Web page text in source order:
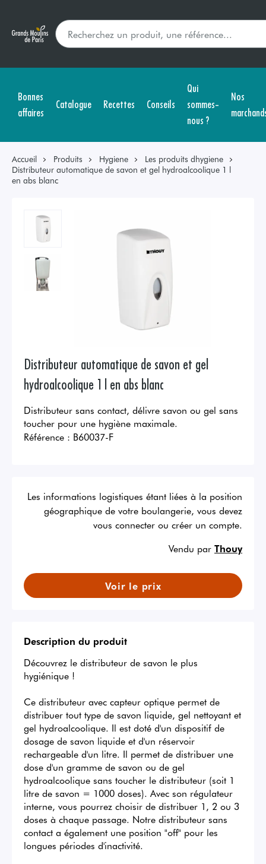
Bonnes
affaires
Catalogue Recettes Conseils
Qui
sommes-
nous ?
Nos
Accueil Produits Hygiene
Les produits dhygiene
Distributeur automatique de savon et gel hydroalcoolique 1 l
en abs blanc
Distributeur automatique de savon et gel
hydroalcoolique 1 l en abs blanc
Distributeur sans contact, délivre savon ou gel sans
toucher pour une hygiène maximale.
Référence : B60037-F
Les informations logistiques étant liées à la position
géographique de votre boulangerie, vous devez
vous connecter ou créer un compte.
Vendu par Thouy
Voir le prix
Description du produit
Découvrez le distributeur de savon le plus
hygiénique !
Ce distributeur avec capteur optique permet de
distribuer tout type de savon liquide, gel nettoyant et
gel hydroalcoolique. Il est doté d'un dispositif de
dosage de savon liquide et d'un réservoir
rechargeable d'un litre. Il permet de distribuer une
dose d'un gramme de savon ou de gel
hydroalcoolique sans toucher le distributeur (soit 1
litre de savon = 1000 doses). Avec son régulateur
interne, vous pourrez choisir de distribuer 1, 2 ou 3
doses à chaque passage. Notre distributeur sans
contact a également une position "off" pour les
longues périodes d'inactivité.